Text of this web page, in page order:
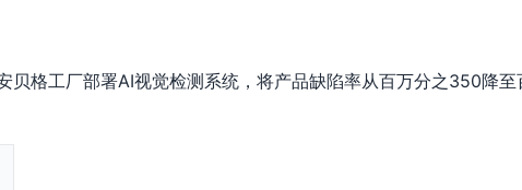
格工厂部署AI视觉检测系统，将产品缺陷率从百万分之350降至